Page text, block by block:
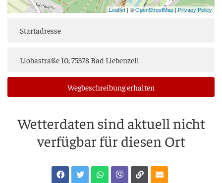
Leaflet | ©OpenStreetMap | Privacy Policy
Weg­be­schrei­bung erhalten
Wet­ter­da­ten sind aktu­ell nicht
ver­füg­bar für die­sen Ort